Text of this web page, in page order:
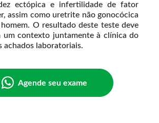
ectópica e infertilidade de fator
assim como uretrite não gonocócica
O resultado deste teste deve
um contexto juntamente à clínica do
achados laboratoriais.
Agende seu exame